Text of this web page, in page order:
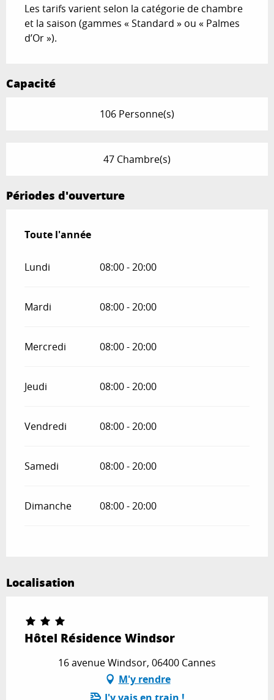
Les tarifs varient selon la catégorie de chambre
et la saison (gammes « Standard » ou « Palmes
d’Or »).
Capacité
106 Personne(s)
47 Chambre(s)
Périodes d'ouverture
Toute l'année
Toute l'année
Lundi 08:00 - 20:00
Mardi 08:00 - 20:00
Mercredi 08:00 - 20:00
Jeudi 08:00 - 20:00
Vendredi 08:00 - 20:00
Samedi 08:00 - 20:00
Dimanche 08:00 - 20:00
Localisation
Hôtel Résidence Windsor
16 avenue Windsor, 06400 Cannes
M'y rendre